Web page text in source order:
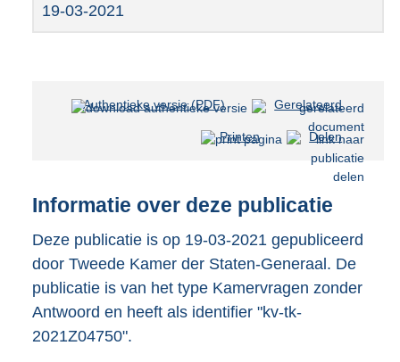
19-03-2021
Authentieke versie (PDF)b
s
n
d
s
r
o
o
Gerelateerd
Printen Delen
Informatie over deze publicatie
Deze publicatie is op 19-03-2021 gepubliceerd
door Tweede Kamer der Staten-Generaal. De
publicatie is van het type Kamervragen zonder
Antwoord en heeft als identifier "kv-tk-
2021Z04750".